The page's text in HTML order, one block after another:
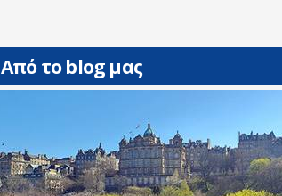
Από το blog μας